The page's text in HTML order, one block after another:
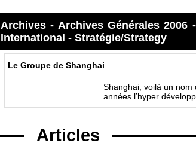
Archives- Archives Générales 2006
International - Stratégie/Strategy
Le Groupe de Shanghai
Shanghai, voilà un nom
années l’hyper
Articles